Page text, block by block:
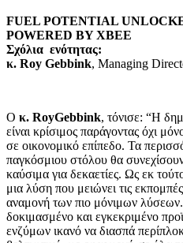
FUEL POTENTIAL
POWERED BY XBEE
Σχόλια ενότητας:
κ. Roy Gebbink, Managing
O κ. RoyGebbink, τόνισε: “Η
είναι κρίσιμος παράγοντας όχι
σε οικονομικό επίπεδο. Τα
παγκόσμιου στόλου θα
καύσιμα για δεκαετίες. Ως εκ
μια λύση που μειώνει τις
αναμονή των πιο μόνιμων
δοκιμασμένο και εγκεκριμένο
ενζύμων ικανό να διασπά